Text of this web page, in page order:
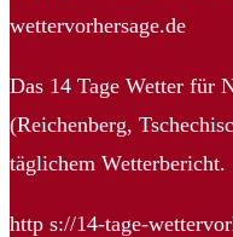
wettervorhersage.de
Das 14 Tage Wetter für
(Reichenberg,
täglichem Wetterbericht.
http s://14-tage-